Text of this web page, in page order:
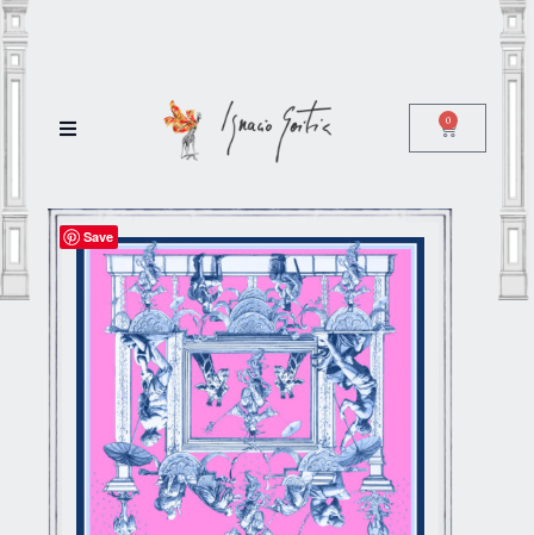
0
Save